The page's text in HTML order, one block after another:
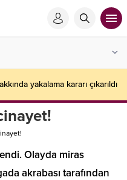
yakalama kararı çıkarıldı
Olayda miras
akrabası tarafından